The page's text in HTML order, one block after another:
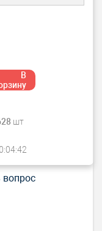
В
шт
вопрос